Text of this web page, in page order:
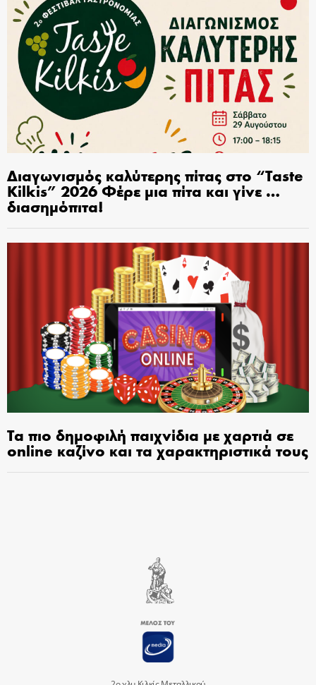
Διαγωνισμός καλύτερης πίτας στο “Taste
Kilkis” 2026 Φέρε μια πίτα και γίνε …
διασημόπιτα!
Τα πιο δημοφιλή παιχνίδια με χαρτιά σε
online καζίνο και τα χαρακτηριστικά τους